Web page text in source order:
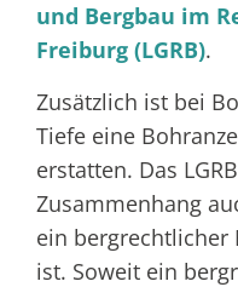
und Bergbau im
Freiburg (LGRB).
Zusätzlich ist bei
Tiefe eine
erstatten. Das
Zusammenhang
ein
ist. Soweit ein